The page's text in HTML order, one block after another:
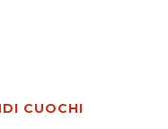
CUOCHI